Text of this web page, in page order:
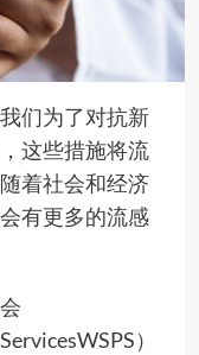
们为了对抗新
这些措施将流
着社会和经济
有更多的流感
）